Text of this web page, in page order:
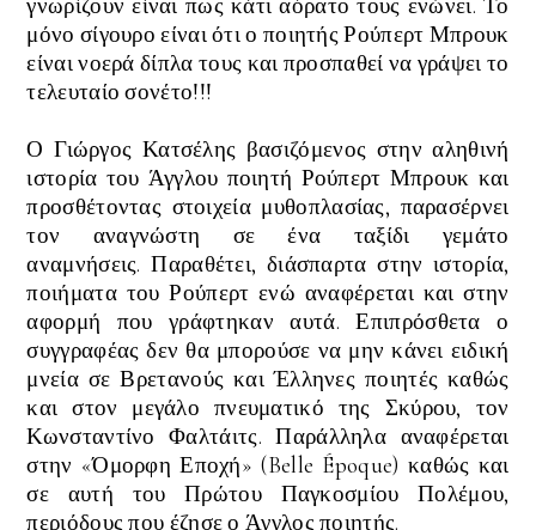
γνωρίζουν είναι πως κάτι αόρατο τους ενώνει. Το
μόνο σίγουρο είναι ότι ο ποιητήςΡούπερτ Μπρουκ
είναι νοερά δίπλα τους και προσπαθεί να γράψει το
τελευταίο σονέτο!!!
Ο Γιώργος Κατσέλης βασιζόμενος στην αληθινή
ιστορία του Άγγλου ποιητή Ρούπερτ Μπρουκ και
προσθέτοντας στοιχεία μυθοπλασίας, παρασέρνει
τον αναγνώστη σε ένα ταξίδι γεμάτο
αναμνήσεις. Παραθέτει, διάσπαρτα στην ιστορία,
ποιήματα του Ρούπερτ ενώ αναφέρεται και στην
αφορμή που γράφτηκαν αυτά. Επιπρόσθετα ο
συγγραφέας δεν θα μπορούσε να μην κάνει ειδική
μνεία σε Βρετανούς και Έλληνες ποιητές καθώς
και στον μεγάλο πνευματικό της Σκύρου, τον
Κωνσταντίνο Φαλτάιτς. Παράλληλα αναφέρεται
στην «Όμορφη Εποχή» (Belle Époque) καθώς και
σε αυτή του Πρώτου Παγκοσμίου Πολέμου,
περιόδους που έζησε ο Άγγλος ποιητής.